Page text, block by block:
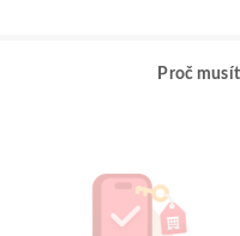
Proč